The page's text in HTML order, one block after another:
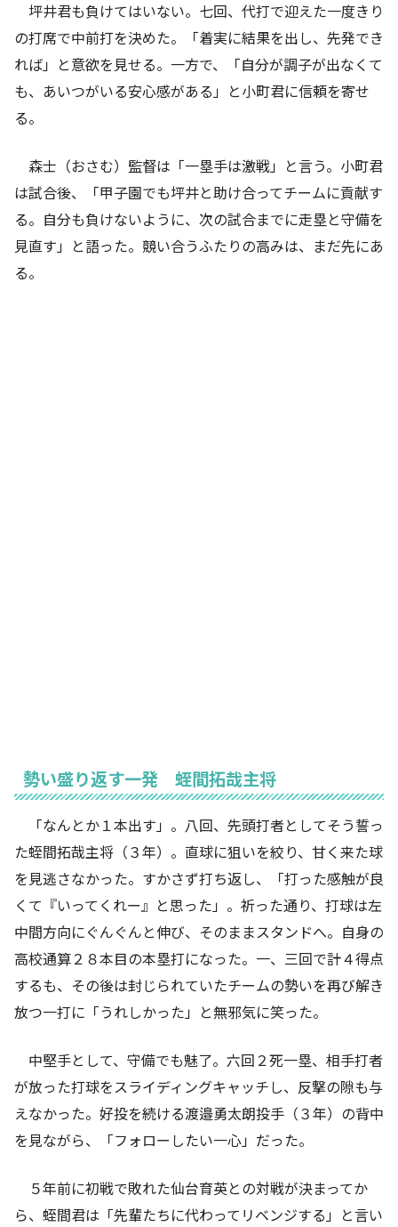
坪井君も負けてはいない。七回、代打で迎えた一度きり
の打席で中前打を決めた。「着実に結果を出し、先発でき
れば」と意欲を見せる。一方で、「自分が調子が出なくて
も、あいつがいる安心感がある」と小町君に信頼を寄せ
る。
森士（おさむ）監督は「一塁手は激戦」と言う。小町君
は試合後、「甲子園でも坪井と助け合ってチームに貢献す
る。自分も負けないように、次の試合までに走塁と守備を
見直す」と語った。競い合うふたりの高みは、まだ先にあ
る。
勢い盛り返す一発 蛭間拓哉主将
「なんとか１本出す」。八回、先頭打者としてそう誓っ
た蛭間拓哉主将（３年）。直球に狙いを絞り、甘く来た球
を見逃さなかった。すかさず打ち返し、「打った感触が良
くて『いってくれー』と思った」。祈った通り、打球は左
中間方向にぐんぐんと伸び、そのままスタンドへ。自身の
高校通算２８本目の本塁打になった。一、三回で計４得点
するも、その後は封じられていたチームの勢いを再び解き
放つ一打に「うれしかった」と無邪気に笑った。
中堅手として、守備でも魅了。六回２死一塁、相手打者
が放った打球をスライディングキャッチし、反撃の隙も与
えなかった。好投を続ける渡邉勇太朗投手（３年）の背中
を見ながら、「フォローしたい一心」だった。
５年前に初戦で敗れた仙台育英との対戦が決まってか
ら、蛭間君は「先輩たちに代わってリベンジする」と言い